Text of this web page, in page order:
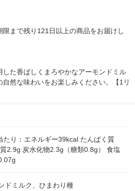
まで残り121日以上の商品をお届けし
した香ばしくまろやかなアーモンドミル
然な味わいをお楽しみください。【1リ
たり：エネルギー39kcal たんぱく質
2.9g 炭水化物2.3g（糖類0.8g） 食塩
ドミルク、ひまわり種